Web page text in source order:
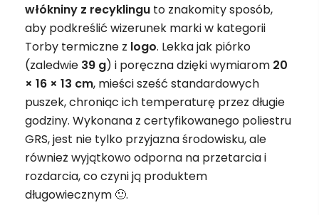
włókniny z recyklingu to znakomity sposób,
aby podkreślić wizerunek marki w kategorii
Torby termiczne z logo. Lekka jak piórko
(zaledwie 39 g) i poręczna dzięki wymiarom 20
× 16 × 13 cm, mieści sześć standardowych
puszek, chroniąc ich temperaturę przez długie
godziny. Wykonana z certyfikowanego poliestru
GRS, jest nie tylko przyjazna środowisku, ale
również wyjątkowo odporna na przetarcia i
rozdarcia, co czyni ją produktem
długowiecznym 🙂.